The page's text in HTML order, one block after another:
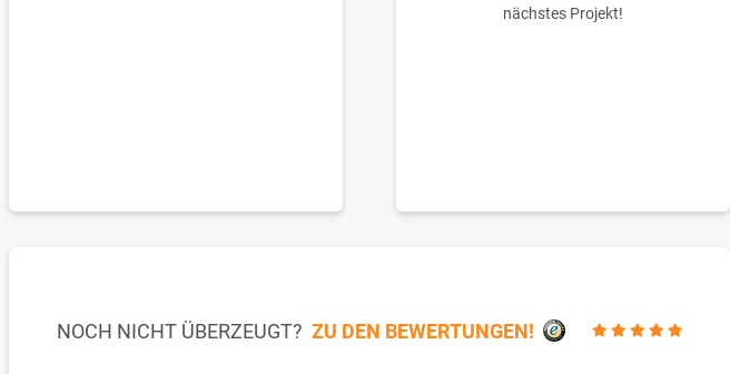
nächstes Projekt!
NOCH NICHT ÜBERZEUGT? ZU DEN BEWERTUNGEN!